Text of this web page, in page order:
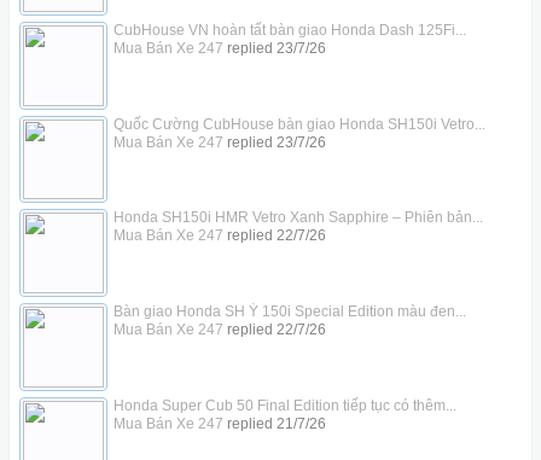
CubHouse VN hoàn tất bàn giao Honda Dash 125Fi...
Mua Bán Xe 247 replied 23/7/26
Quốc Cường CubHouse bàn giao Honda SH150i Vetro...
Mua Bán Xe 247 replied 23/7/26
Honda SH150i HMR Vetro Xanh Sapphire – Phiên bản...
Mua Bán Xe 247 replied 22/7/26
Bàn giao Honda SH Ý 150i Special Edition màu đen...
Mua Bán Xe 247 replied 22/7/26
Honda Super Cub 50 Final Edition tiếp tục có thêm...
Mua Bán Xe 247 replied 21/7/26